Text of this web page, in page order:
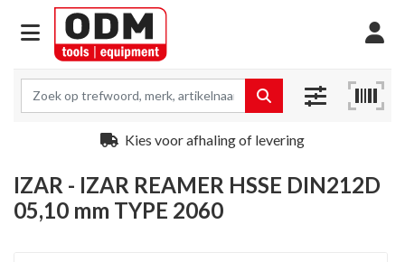
Kies voor afhaling of levering
IZAR - IZAR REAMER HSSE DIN212D
05,10 mm TYPE 2060